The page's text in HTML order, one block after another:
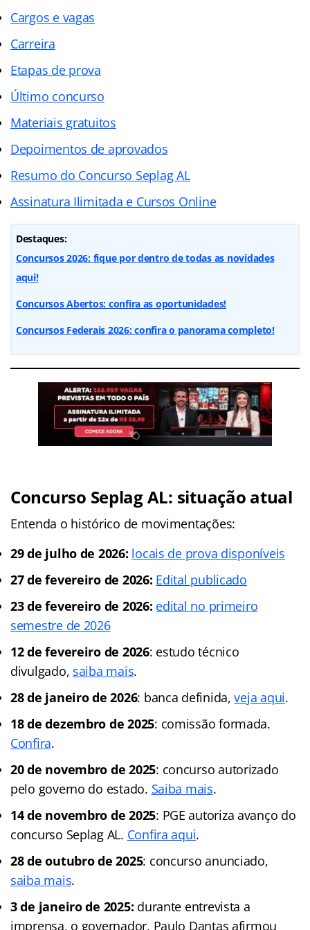
Cargos e vagas
Carreira
Etapas de prova
Último concurso
Materiais gratuitos
Depoimentos de aprovados
Resumo do Concurso Seplag AL
Assinatura Ilimitada e Cursos Online
Destaques:
Concursos 2026: fique por dentro de todas as novidades
aqui!
Concursos Abertos: confira as oportunidades!
Concursos Federais 2026: confira o panorama completo!
Concurso Seplag AL: situação atual
Entenda o histórico de movimentações:
29 de julho de 2026: locais de prova disponíveis
27 de fevereiro de 2026: Edital publicado
23 de fevereiro de 2026: edital no primeiro
semestre de 2026
12 de fevereiro de 2026: estudo técnico
divulgado, saiba mais.
28 de janeiro de 2026: banca definida,veja aqui.
18 de dezembro de 2025: comissão formada.
Confira.
20 de novembro de 2025: concurso autorizado
pelo governo do estado. Saiba mais.
14 de novembro de 2025: PGE autoriza avanço do
concurso Seplag AL. Confira aqui.
28 de outubro de 2025: concurso anunciado,
saiba mais.
3 de janeiro de 2025: durante entrevista a
imprensa, o governador, Paulo Dantas afirmou